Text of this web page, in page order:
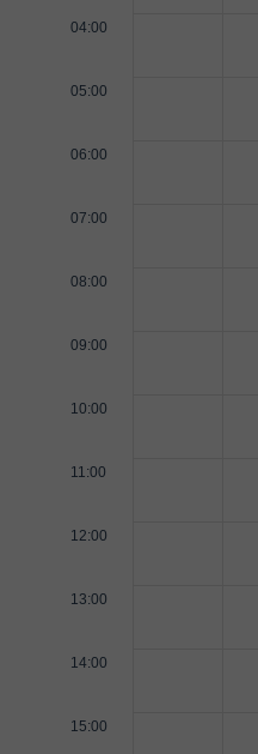
04:00
05:00
06:00
07:00
08:00
09:00
10:00
11:00
12:00
13:00
14:00
15:00